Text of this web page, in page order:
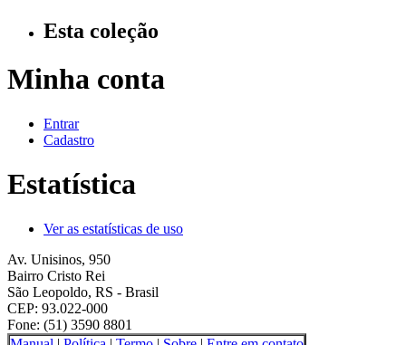
Esta coleção
Minha conta
Entrar
Cadastro
Estatística
Ver as estatísticas de uso
Av. Unisinos, 950
Bairro Cristo Rei
São Leopoldo, RS - Brasil
CEP: 93.022-000
Fone: (51) 3590 8801